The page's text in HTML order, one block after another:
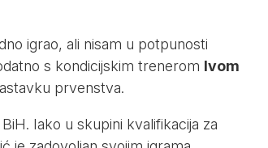
igrao, ali nisam u potpunosti
s kondicijskim trenerom Ivom
prvenstva.
Iako u skupini kvalifikacija za